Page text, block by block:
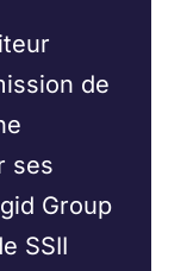
de
ses
Group
SSII